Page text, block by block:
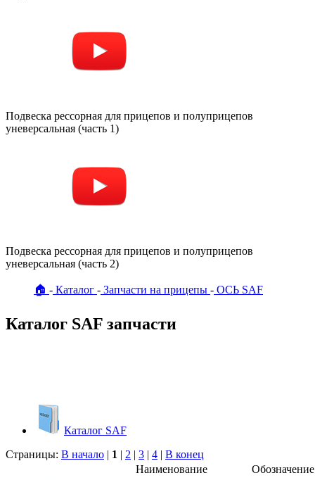
Подвеска рессорная для прицепов и полуприцепов
уневерсальная (часть 1)
Подвеска рессорная для прицепов и полуприцепов
уневерсальная (часть 2)
🏠 Каталог Запчасти на прицепы ОСЬ SAF
Каталог SAF запчасти
Каталог SAF
Страницы: В начало | 1 | 2 | 3 | 4 | В конец
Наименование
Обозначение